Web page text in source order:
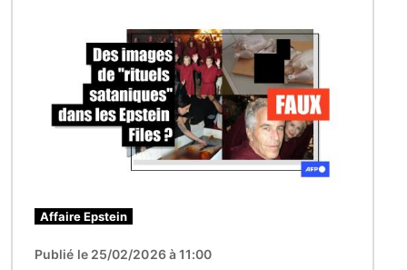
Affaire Epstein
Publié le 25/02/2026 à 11:00